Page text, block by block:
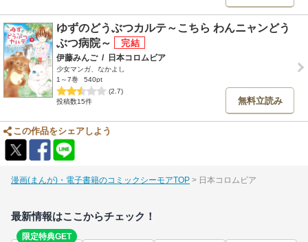
ゆずのどうぶつカルテ～こちら わんニャンどう
ぶつ病院～
伊藤みんご / 日本コロムビア
少女マンガ、なかよし
1～7巻
540pt
(2.7)
投稿数15件
無料立読み
この作品をシェアしよう
漫画(まんが)・電子書籍のコミックシーモアTOP 日本コロムビア
最新情報はここからチェック！
限定特典GET